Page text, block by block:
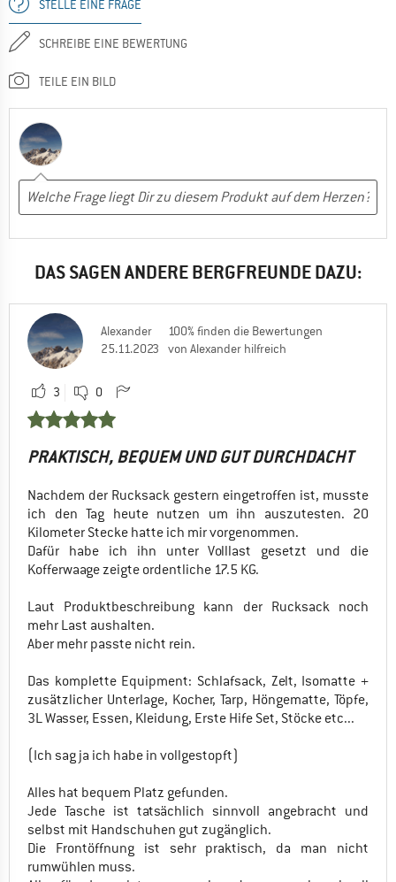
STELLE EINE FRAGE
SCHREIBE EINE BEWERTUNG
TEILE EIN BILD
DAS SAGEN ANDERE BERGFREUNDE DAZU:
Alexander
25.11.2023
100% finden die Bewertungen
von Alexander hilfreich
3 0
PRAKTISCH, BEQUEM UND GUT DURCHDACHT
Nachdem der Rucksack gestern eingetroffen ist, musste
ich den Tag heute nutzen um ihn auszutesten. 20
Kilometer Stecke hatte ich mir vorgenommen.
Dafür habe ich ihn unter Volllast gesetzt und die
Kofferwaage zeigte ordentliche 17.5 KG.
Laut Produktbeschreibung kann der Rucksack noch
mehr Last aushalten.
Aber mehr passte nicht rein.
Das komplette Equipment: Schlafsack, Zelt, Isomatte +
zusätzlicher Unterlage, Kocher, Tarp, Höngematte, Töpfe,
3L Wasser, Essen, Kleidung, Erste Hife Set, Stöcke etc...
(Ich sag ja ich habe in vollgestopft)
Alles hat bequem Platz gefunden.
Jede Tasche ist tatsächlich sinnvoll angebracht und
selbst mit Handschuhen gut zugänglich.
Die Frontöffnung ist sehr praktisch, da man nicht
rumwühlen muss.